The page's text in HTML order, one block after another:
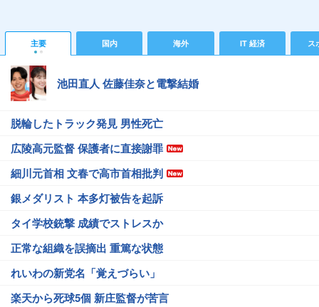
主要 国内 海外 IT 経済 ス
池田直人 佐藤佳奈と電撃結婚
脱輪したトラック発見 男性死亡
広陵高元監督 保護者に直接謝罪
細川元首相 文春で高市首相批判
銀メダリスト 本多灯被告を起訴
タイ学校銃撃 成績でストレスか
正常な組織を誤摘出 重篤な状態
れいわの新党名「覚えづらい」
楽天から死球5個 新庄監督が苦言